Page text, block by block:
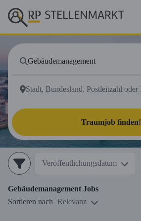
Traumjob finden!
Veröffentlichungsdatum
Gebäudemanagement Jobs
Sortieren nach Relevanz